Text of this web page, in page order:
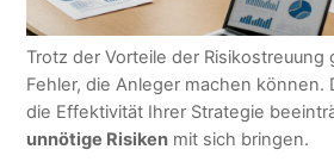
Trotz der Vorteile der Risikostreuung
Fehler, die Anleger machen können.
die Effektivität Ihrer Strategie
unnötige Risiken mit sich bringen.